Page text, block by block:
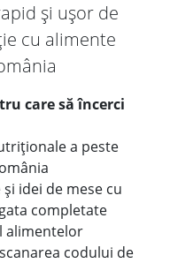
și ușor de
cu alimente
care să încerci
a peste
idei de mese cu
completate
alimentelor
codului de